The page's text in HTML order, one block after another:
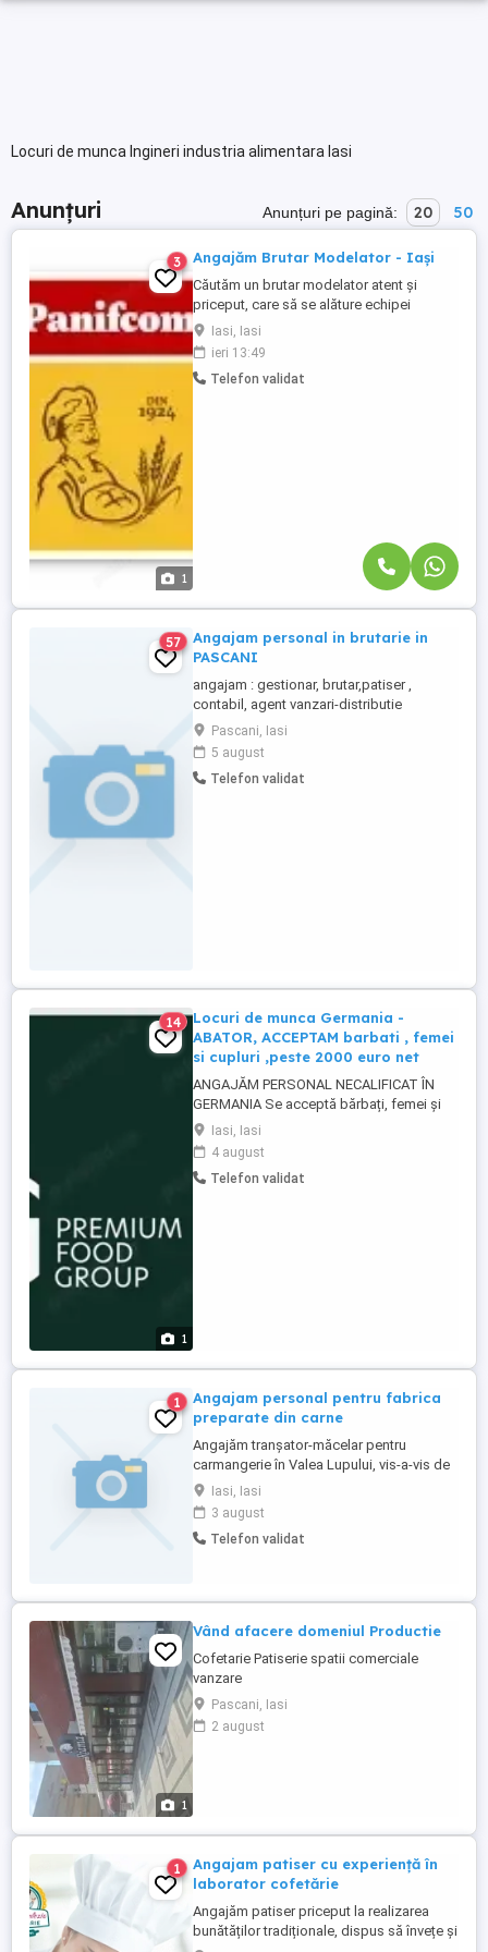
Locuri de munca Ingineri industria alimentara Iasi
Anunțuri Anunțuri pe pagină: 20 50
1
3 Angajăm Brutar Modelator - Iași
Căutăm un brutar modelator atent și
priceput, care să se alăture echipei
noastre din secția de producție! Dacă ai
experiență în modelarea aluatului, ești
îndemânatic, organizat și pasionat de
produsele de panificație bine făcute, vrem
Iasi, Iasi
ieri 13:49
Telefon validat
57
Angajam personal in brutarie in
PASCANI
angajam : gestionar, brutar,patiser ,
contabil, agent vanzari-distributie
categoria B --minim 2 ani vechime, Profilul
postului: Disponibilitate pentru activitate
in schimburi; Experienta in productie
industriala poate constitui un avantaj, dar
Pascani, Iasi
5 august
Telefon validat
1
14
Locuri de munca Germania -
ABATOR, ACCEPTAM barbati , femei
si cupluri ,peste 2000 euro net
ANGAJĂM PERSONAL NECALIFICAT ÎN
GERMANIA Se acceptă bărbați, femei și
cupluri pentru activitate în abator de porc.
Locație: Rheda, Germania Nu este
necesară experiență. Se oferă instruire la
locul de muncă. Oferim: Contract de
Iasi, Iasi
4 august
Telefon validat
1
Angajam personal pentru fabrica
preparate din carne
Angajăm tranșator-măcelar pentru
carmangerie în Valea Lupului, vis-a-vis de
Antibiotice. Pentru relații sunați-mă la nr de
tel
Iasi, Iasi
3 august
Telefon validat
1
Vând afacere domeniul Productie
Cofetarie Patiserie spatii comerciale
vanzare
Pascani, Iasi
2 august
1
Angajam patiser cu experiență în
laborator cofetărie
Angajăm patiser priceput la realizarea
bunătăților tradiționale, dispus să învețe și